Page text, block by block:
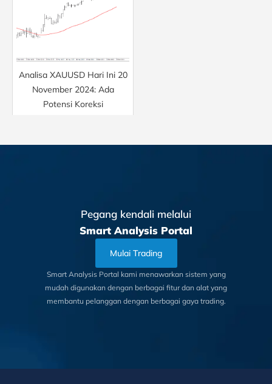
Analisa XAUUSD Hari Ini 20
November 2024: Ada
Potensi Koreksi
Pegang kendali melalui
Smart Analysis Portal
Mulai Trading
Smart Analysis Portal kami menawarkan sistem yang
mudah digunakan dengan berbagai fitur dan alat yang
membantu pelanggan dengan berbagai gaya trading.